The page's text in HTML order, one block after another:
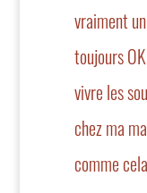
vraiment
toujours
vivre les
chez ma
comme